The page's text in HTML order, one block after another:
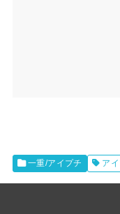
一重/アイプチ ア